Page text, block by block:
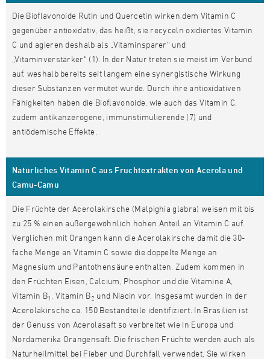
Die Bioflavonoide Rutin und Quercetin wirken dem Vitamin C
gegenüber antioxidativ, das heißt, sie recyceln oxidiertes Vitamin
C und agieren deshalb als „Vitaminsparer“ und
„Vitaminverstärker“ (1). In der Natur treten sie meist im Verbund
auf, weshalb bereits seit langem eine synergistische Wirkung
dieser Substanzen vermutet wurde. Durch ihre antioxidativen
Fähigkeiten haben die Bioflavonoide, wie auch das Vitamin C,
zudem antikanzerogene, immunstimulierende (7) und
antiödemische Effekte.
Natürliches Vitamin C aus Fruchtextrakten von Acerola und
Camu-Camu
Die Früchte der Acerolakirsche (Malpighia glabra) weisen mit bis
zu 25 % einen außergewöhnlich hohen Anteil an Vitamin C auf.
Verglichen mit Orangen kann die Acerolakirsche damit die 30-
fache Menge an Vitamin C sowie die doppelte Menge an
Magnesium und Pantothensäure enthalten. Zudem kommen in
den Früchten Eisen, Calcium, Phosphor und die Vitamine A,
Vitamin B1 , Vitamin B2 und Niacin vor. Insgesamt wurden in der
Acerolakirsche ca. 150 Bestandteile identifiziert. In Brasilien ist
der Genuss von Acerolasaft so verbreitet wie in Europa und
Nordamerika Orangensaft. Die frischen Früchte werden auch als
Naturheilmittel bei Fieber und Durchfall verwendet. Sie wirken